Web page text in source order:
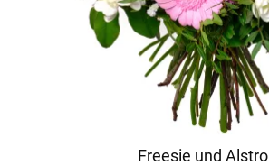
Freesie und Alstro